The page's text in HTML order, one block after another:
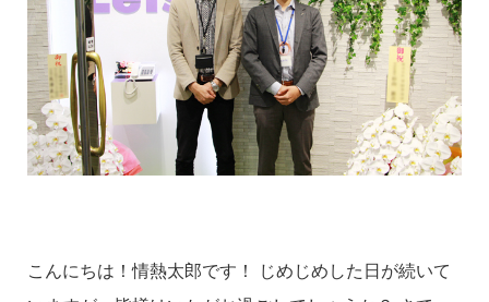
こんにちは！情熱太郎です！ じめじめした日が続いて